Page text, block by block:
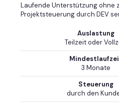
Laufende Unterstützung ohne
Projektsteuerung durch DEV
Auslastung
Teilzeit oder
3 Monate
Steuerung
durch den